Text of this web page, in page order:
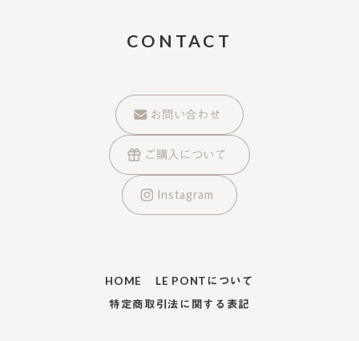
CONTACT
お問い合わせ
ご購入について
Instagram
HOME
LE PONTについて
特定商取引法に関する表記